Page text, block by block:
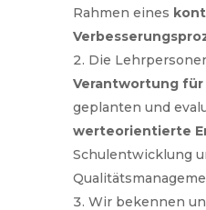
Rahmen eines
Die
Verantwortung
geplanten und
werteorientierte
Schulentwicklung
Wir bekennen